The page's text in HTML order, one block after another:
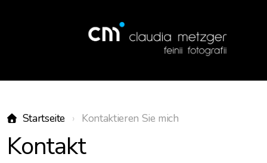
Startseite Kontaktieren Sie mich
Kontakt
Salon Tiny